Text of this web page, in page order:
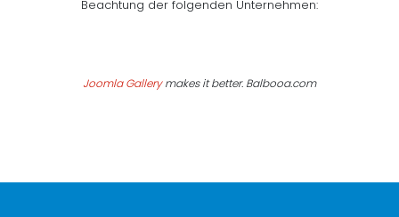
Beachtung der folgenden Unternehmen:
Joomla Gallerymakes it better. Balbooa.com